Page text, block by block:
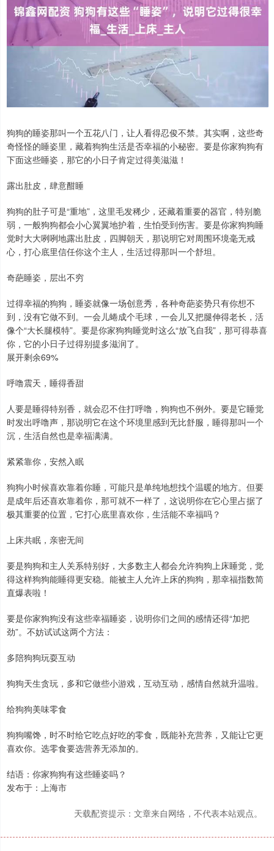
狗狗的睡姿那叫一个五花八门，让人看得忍俊不禁。其实啊，这些奇
奇怪怪的睡姿里，藏着狗狗生活是否幸福的小秘密。要是你家狗狗有
下面这些睡姿，那它的小日子肯定过得美滋滋！
露出肚皮，肆意酣睡
狗狗的肚子可是“重地”，这里毛发稀少，还藏着重要的器官，特别脆
弱，一般狗狗都会小心翼翼地护着，生怕受到伤害。要是你家狗狗睡
觉时大大咧咧地露出肚皮，四脚朝天，那说明它对周围环境毫无戒
心，打心底里信任你这个主人，生活过得那叫一个舒坦。
奇葩睡姿，层出不穷
过得幸福的狗狗，睡姿就像一场创意秀，各种奇葩姿势只有你想不
到，没有它做不到。一会儿蜷成个毛球，一会儿又把腿伸得老长，活
像个“大长腿模特”。要是你家狗狗睡觉时这么“放飞自我”，那可得恭喜
你，它的小日子过得别提多滋润了。
展开剩余69%
呼噜震天，睡得香甜
人要是睡得特别香，就会忍不住打呼噜，狗狗也不例外。要是它睡觉
时发出呼噜声，那说明它在这个环境里感到无比舒服，睡得那叫一个
沉，生活自然也是幸福满满。
紧紧靠你，安然入眠
狗狗小时候喜欢靠着你睡，可能只是单纯地想找个温暖的地方。但要
是成年后还喜欢靠着你，那可就不一样了，这说明你在它心里占据了
极其重要的位置，它打心底里喜欢你，生活能不幸福吗？
上床共眠，亲密无间
要是狗狗和主人关系特别好，大多数主人都会允许狗狗上床睡觉，觉
得这样狗狗能睡得更安稳。能被主人允许上床的狗狗，那幸福指数简
直爆表啦！
要是你家狗狗没有这些幸福睡姿，说明你们之间的感情还得“加把
劲”。不妨试试这两个方法：
多陪狗狗玩耍互动
狗狗天生贪玩，多和它做些小游戏，互动互动，感情自然就升温啦。
给狗狗美味零食
狗狗嘴馋，时不时给它吃点好吃的零食，既能补充营养，又能让它更
喜欢你。选零食要选营养无添加的。
结语：你家狗狗有这些睡姿吗？
发布于：上海市
天载配资提示：文章来自网络，不代表本站观点。